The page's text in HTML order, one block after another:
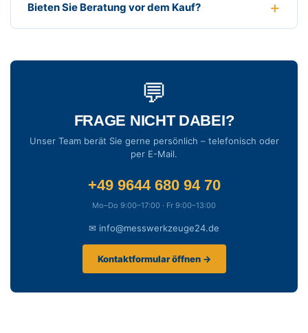
Bieten Sie Beratung vor dem Kauf?
💬
FRAGE NICHT DABEI?
Unser Team berät Sie gerne persönlich – telefonisch oder
per E-Mail.
+49 9644 680 94 70
Mo–Do 9:00–17:00 · Fr 9:00–13:00
✉ info@messwerkzeuge24.de
Kontaktformular öffnen →